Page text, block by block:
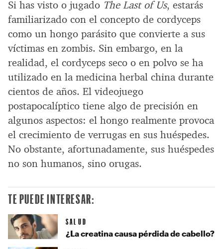
Si has visto o jugado The Last of Us, estarás
familiarizado con el concepto de cordyceps
como un hongo parásito que convierte a sus
víctimas en zombis. Sin embargo, en la
realidad, el cordyceps seco o en polvo se ha
utilizado en la medicina herbal china durante
cientos de años. El videojuego
postapocalíptico tiene algo de precisión en
algunos aspectos: el hongo realmente provoca
el crecimiento de verrugas en sus huéspedes.
No obstante, afortunadamente, sus huéspedes
no son humanos, sino orugas.
TE PUEDE INTERESAR:
SALUD
¿La creatina causa pérdida de cabello?